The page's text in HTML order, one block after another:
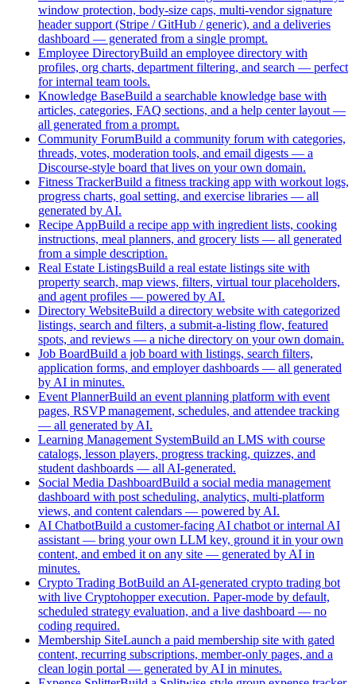
window protection, body-size caps, multi-vendor signature
header support (Stripe / GitHub / generic), and a deliveries
dashboard — generated from a single prompt.
Employee DirectoryBuild an employee directory with
profiles, org charts, department filtering, and search — perfect
for internal team tools.
Knowledge BaseBuild a searchable knowledge base with
articles, categories, FAQ sections, and a help center layout —
all generated from a prompt.
Community ForumBuild a community forum with categories,
threads, votes, moderation tools, and email digests — a
Discourse-style board that lives on your own domain.
Fitness TrackerBuild a fitness tracking app with workout logs,
progress charts, goal setting, and exercise libraries — all
generated by AI.
Recipe AppBuild a recipe app with ingredient lists, cooking
instructions, meal planners, and grocery lists — all generated
from a simple description.
Real Estate ListingsBuild a real estate listings site with
property search, map views, filters, virtual tour placeholders,
and agent profiles — powered by AI.
Directory WebsiteBuild a directory website with categorized
listings, search and filters, a submit-a-listing flow, featured
spots, and reviews — a niche directory on your own domain.
Job BoardBuild a job board with listings, search filters,
application forms, and employer dashboards — all generated
by AI in minutes.
Event PlannerBuild an event planning platform with event
pages, RSVP management, schedules, and attendee tracking
— all generated by AI.
Learning Management SystemBuild an LMS with course
catalogs, lesson players, progress tracking, quizzes, and
student dashboards — all AI-generated.
Social Media DashboardBuild a social media management
dashboard with post scheduling, analytics, multi-platform
views, and content calendars — powered by AI.
AI ChatbotBuild a customer-facing AI chatbot or internal AI
assistant — bring your own LLM key, ground it in your own
content, and embed it on any site — generated by AI in
minutes.
Crypto Trading BotBuild an AI-generated crypto trading bot
with live Cryptohopper execution. Paper-mode by default,
scheduled strategy evaluation, and a live dashboard — no
coding required.
Membership SiteLaunch a paid membership site with gated
content, recurring subscriptions, member-only pages, and a
clean login portal — generated by AI in minutes.